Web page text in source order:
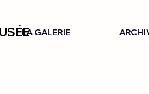
LA GALERIE